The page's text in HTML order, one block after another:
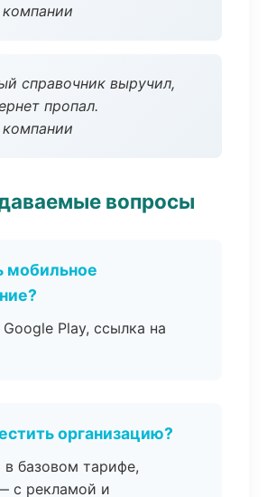
справочник выручил,
пропал.
вопросы
мобильное
Play, ссылка на
организацию?
в базовом тарифе,
с рекламой и